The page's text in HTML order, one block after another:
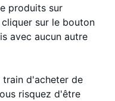
produits sur
sur le bouton
avec aucun autre
train d'acheter de
risquez d'être